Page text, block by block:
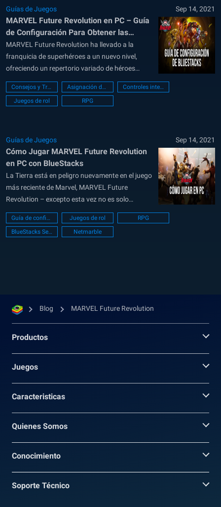
Guías de Juegos Sep 14, 2021
MARVEL Future Revolution en PC – Guía
de Configuración Para Obtener las
Mejores Gráficas y Rendimiento
MARVEL Future Revolution ha llevado a la
franquicia de superhéroes a un nuevo nivel,
ofreciendo un repertorio variado de héroes
jugables y un vasto mundo abierto con
numerosas ubicaciones interesantes, misiones
por completar y, sobre todo, muchos traseros
Consejos y Trucos Asignación de teclas
Controles inteligentes
Juegos de rol
RPG
Guías de Juegos Sep 14, 2021
Cómo Jugar MARVEL Future Revolution
en PC con BlueStacks
La Tierra está en peligro nuevamente en el juego
más reciente de Marvel, MARVEL Future
Revolution – excepto esta vez no es solo
nuestra tierra la que está en riesgo, sino todas
las distintas versiones del planeta en el
multiverso, lo que efectivamente pone a la
Guía de configuración de PC Juegos de rol
RPG
BlueStacks Setup
Netmarble
Blog MARVEL Future Revolution
Productos
Juegos
Caracteristicas
Quienes Somos
Conocimiento
Soporte Técnico